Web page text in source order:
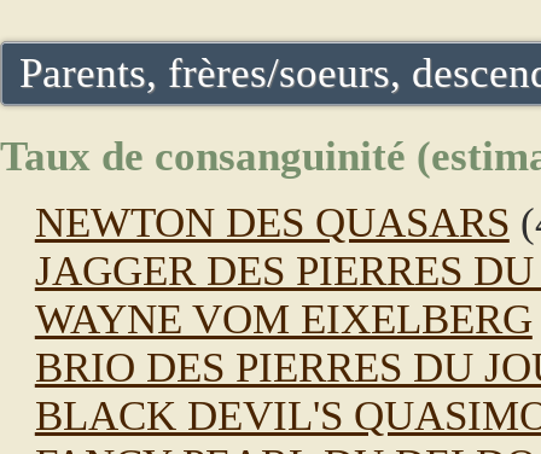
Parents, frères/soeurs,
Taux de consanguinité
NEWTON DES QUASARS
JAGGER DES PIERRES
WAYNE VOM EIXELBERG
BRIO DES PIERRES DU
BLACK DEVIL'S